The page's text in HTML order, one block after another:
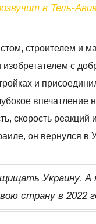
в Тель-
строителем
с
и
впечатление
скорость реакций
он вернулся в
Украину.
страну в 2022